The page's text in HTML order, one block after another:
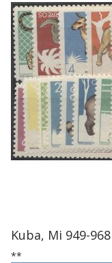
Kuba, Mi 949-968
**